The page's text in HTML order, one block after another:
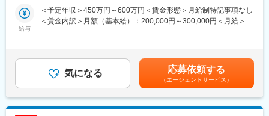
鉄道用制御基板
鉄道用照明
・セキュリティ センサ機器 用検査装置
・光半導体、光センサ用 検査装置
■京都製作所にしかできない技術：
発想や夜会技術力を組み合わせることで、独自の設備を作ること
ができます。
給与
＜予定年収＞450万円～600万円＜賃金形態＞月給制特記事項なし
＜賃金内訳＞月額（基本給）：200,000円～300,000円＜月給＞
（毎年4月）賃金はあくまでも目安の金額であり、選考を通じて上
下する可能性があります。月給(月額)は固定手当を含めた表記で
す。
気になる 応募依頼する
（エージェントサービス）